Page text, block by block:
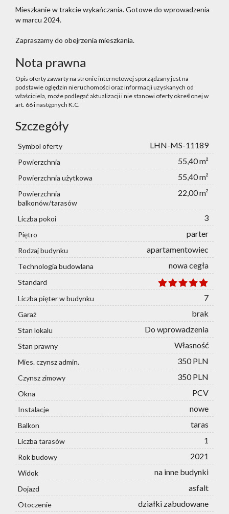
Mieszkanie w trakcie wykańczania. Gotowe do wprowadzenia
w marcu 2024.
Zapraszamy do obejrzenia mieszkania.
Nota prawna
Opis oferty zawarty na stronie internetowej sporządzany jest na
podstawie oględzin nieruchomości oraz informacji uzyskanych od
właściciela, może podlegać aktualizacji i nie stanowi oferty określonej w
art. 66 i następnych K.C.
Szczegóły
Symbol oferty LHN-MS-11189
Powierzchnia 55,40 m²
Powierzchnia użytkowa 55,40 m²
Powierzchnia
balkonów/tarasów
22,00 m²
Liczba pokoi 3
Piętro parter
Rodzaj budynku apartamentowiec
Technologia budowlana nowa cegła
Standard
Liczba pięter w budynku
7
Garaż brak
Stan lokalu Do wprowadzenia
Stan prawny Własność
Mies. czynsz admin. 350 PLN
Czynsz zimowy 350 PLN
Okna PCV
Instalacje nowe
Balkon taras
Liczba tarasów 1
Rok budowy 2021
Widok na inne budynki
Dojazd asfalt
Otoczenie działki zabudowane